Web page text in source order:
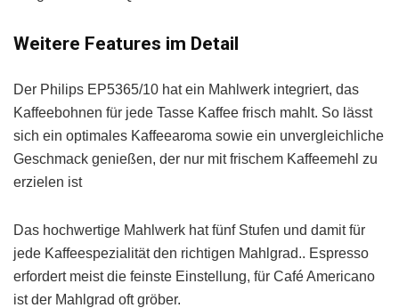
Weitere Features im Detail
Der Philips EP5365/10 hat ein Mahlwerk integriert, das
Kaffeebohnen für jede Tasse Kaffee frisch mahlt. So lässt
sich ein optimales Kaffeearoma sowie ein unvergleichliche
Geschmack genießen, der nur mit frischem Kaffeemehl zu
erzielen ist
Das hochwertige Mahlwerk hat fünf Stufen und damit für
jede Kaffeespezialität den richtigen Mahlgrad.. Espresso
erfordert meist die feinste Einstellung, für Café Americano
ist der Mahlgrad oft gröber.